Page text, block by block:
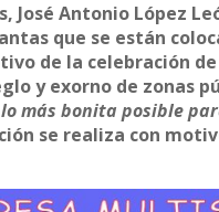
José Antonio López
que se están
de la celebración
y exorno de zonas
más bonita posible
se realiza con